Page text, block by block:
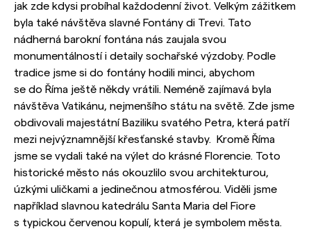
jak zde kdysi probíhal každodenní život. Velkým zážitkem
byla také návštěva slavné Fontány di Trevi. Tato
nádherná barokní fontána nás zaujala svou
monumentálností i detaily sochařské výzdoby. Podle
tradice jsme si do fontány hodili minci, abychom
se do Říma ještě někdy vrátili. Neméně zajímavá byla
návštěva Vatikánu, nejmenšího státu na světě. Zde jsme
obdivovali majestátní Baziliku svatého Petra, která patří
mezi nejvýznamnější křesťanské stavby. Kromě Říma
jsme se vydali také na výlet do krásné Florencie. Toto
historické město nás okouzlilo svou architekturou,
úzkými uličkami a jedinečnou atmosférou. Viděli jsme
například slavnou katedrálu Santa Maria del Fiore
s typickou červenou kopulí, která je symbolem města.